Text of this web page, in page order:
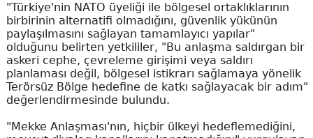
"Türkiye'nin NATO üyeliği ile bölgesel ortaklıklarının
birbirinin alternatifi olmadığını, güvenlik yükünün
paylaşılmasını sağlayan tamamlayıcı yapılar"
olduğunu belirten yetkililer, "Bu anlaşma saldırgan bir
askeri cephe, çevreleme girişimi veya saldırı
planlaması değil, bölgesel istikrarı sağlamaya yönelik
Terörsüz Bölge hedefine de katkı sağlayacak bir adım"
değerlendirmesinde bulundu.
"Mekke Anlaşması'nın, hiçbir ülkeyi hedeflemediğini,